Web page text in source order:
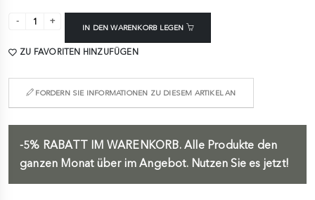
IN DEN WARENKORB LEGEN
ZU FAVORITEN HINZUFÜGEN
FORDERN SIE INFORMATIONEN ZU DIESEM ARTIKEL AN
-5% RABATT IM WARENKORB.Alle Produkte den
ganzen Monat über im Angebot. Nutzen Sie es jetzt!